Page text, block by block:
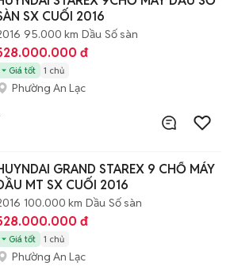
SX CUỐI 2016
95.000 km Dầu Số sàn
đ
Giá tốt 1 chủ
Phường An Lạc
GRAND STAREX 9 CHỔ MÁY
MT SX CUỐI 2016
100.000 km Dầu Số sàn
đ
Giá tốt 1 chủ
Phường An Lạc